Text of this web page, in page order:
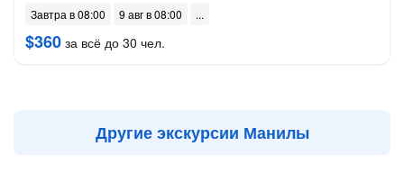
Завтра в 08:00 9 авг в 08:00
$360 за всё до 30 чел.
Другие экскурсии Манилы